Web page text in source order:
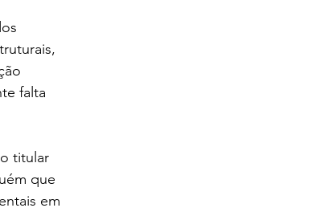
falta
titular
que
em